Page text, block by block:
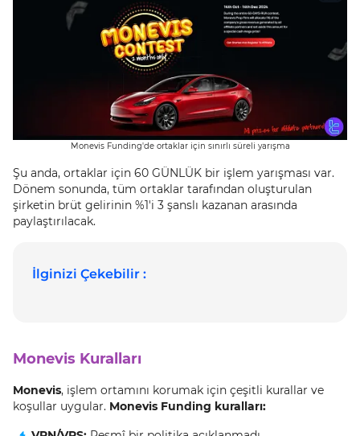
Monevis Funding'de ortaklar için sınırlı süreli yarışma
Şu anda, ortaklar için 60 GÜNLÜK bir işlem yarışması var.
Dönem sonunda, tüm ortaklar tarafından oluşturulan
şirketin brüt gelirinin %1'i 3 şanslı kazanan arasında
paylaştırılacak.
İlginizi Çekebilir :
Monevis Kuralları
Monevis, işlem ortamını korumak için çeşitli kurallar ve
koşullar uygular. Monevis Funding kuralları: